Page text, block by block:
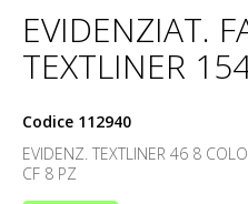
EVIDENZIAT.
TEXTLINER
Codice 112940
EVIDENZ. TEXTLINER 46 8
CF 8 PZ